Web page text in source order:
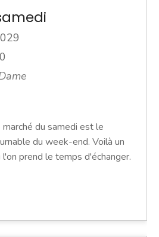
du samedi est le
du week-end. Voilà un
prend le temps d'échanger.